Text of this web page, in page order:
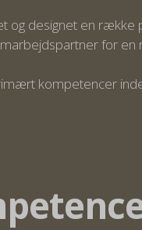
og designet en række
for
kompetencer